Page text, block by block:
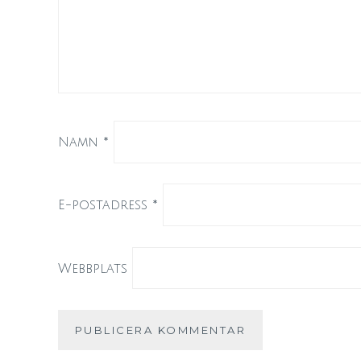
Namn *
E-postadress *
Webbplats